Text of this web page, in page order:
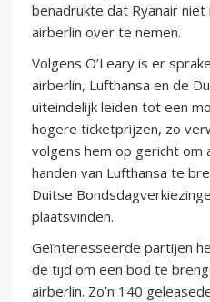
benadrukte dat Ryanair
airberlin over te nemen.
Volgens O’Leary is er
airberlin, Lufthansa en de
uiteindelijk leiden tot een
hogere ticketprijzen, zo
volgens hem op gericht om
handen van Lufthansa te
Duitse
plaatsvinden.
Geïnteresseerde partijen
de tijd om een bod te
airberlin. Zo’n 140